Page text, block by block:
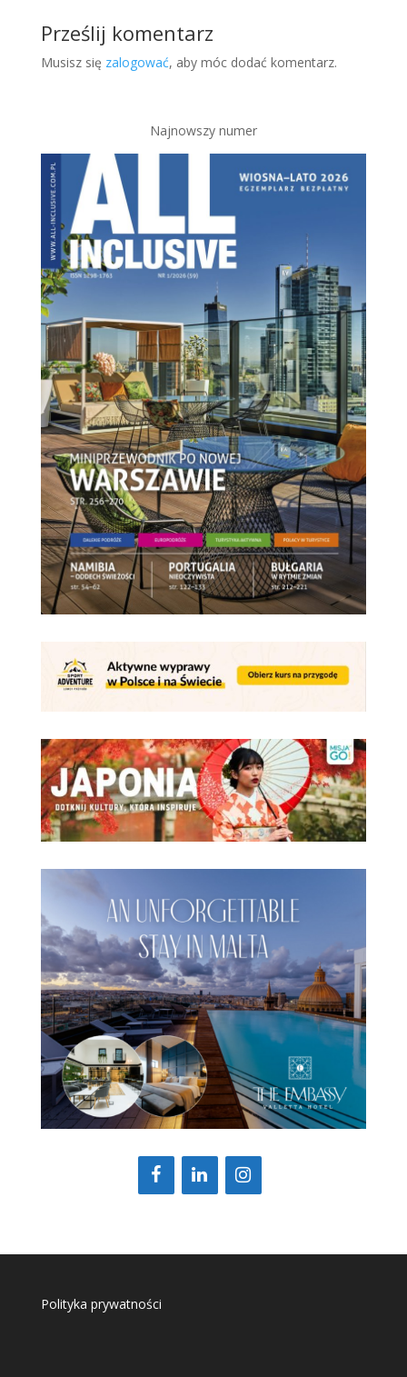
Prześlij komentarz
Musisz się zalogować, aby móc dodać komentarz.
Najnowszy numer
Polityka prywatności